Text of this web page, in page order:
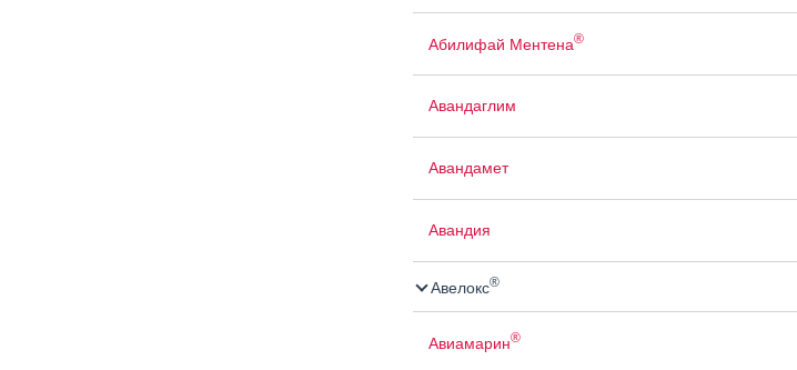
Абилифай Ментена®
Авандаглим
Авандамет
Авандия
Авелокс®
Авиамарин®